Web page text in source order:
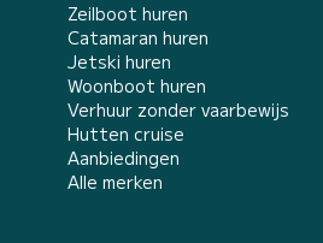
Zeilboot huren
Catamaran huren
Jetski huren
Woonboot huren
Verhuur zonder vaarbewijs
Hutten cruise
Aanbiedingen
Alle merken